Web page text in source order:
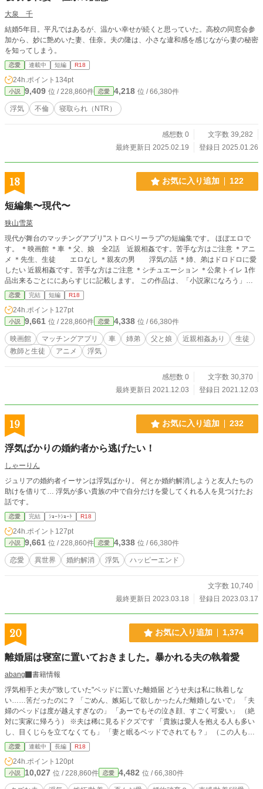
大泉 千
結婚5年目。平凡ではあるが、温かい幸せが続くと思っていた。高校の同窓会参
加から、妙に艶めいた妻、佳奈。夫の隆は、小さな違和感を感じながら妻の秘密
を知ってしまう。
恋愛 連載中 短編 R18
24h.ポイント 134pt
小説 9,409 位 / 228,860件 恋愛 4,218 位 / 66,380件
浮気 不倫 寝取られ（NTR）
感想数 0
文字数 39,282
最終更新日 2025.02.19
登録日 2025.01.26
18 お気に入り追加 122
短編集〜現代〜
狭山雪菜
現代が舞台のマッチングアプリ"ストロベリーラブ"の短編集です。 ほぼエロで
す。 ＊映画館 ＊車 ＊父、娘 全2話 近親相姦です。苦手な方はご注意 ＊アニ
メ ＊先生、生徒 エロなし ＊親友の男 浮気の話 ＊姉、弟はドロドロに愛
したい 近親相姦です。苦手な方はご注意 ＊シチュエーション ＊公衆トイレ 1作
品出来るごとににあらすじに記載します。 この作品は、「小説家になろう」に
も掲載しております。
恋愛 完結 短編 R18
24h.ポイント 127pt
小説 9,661 位 / 228,860件 恋愛 4,338 位 / 66,380件
映画館 マッチングアプリ 車 姉弟 父と娘 近親相姦あり
生徒
教師と生徒
アニメ 浮気
感想数 0
文字数 30,370
最終更新日 2021.12.03
登録日 2021.12.03
19 お気に入り追加 232
浮気ばかりの婚約者から逃げたい！
しゃーりん
ジュリアの婚約者イーサンは浮気ばかり。 何とか婚約解消しようと友人たちの
助けを借りて… 浮気が多い貴族の中で自分だけを愛してくれる人を見つけたお
話です。
恋愛 完結 ｼｮｰﾄｼｮｰﾄ R18
24h.ポイント 127pt
小説 9,661 位 / 228,860件 恋愛 4,338 位 / 66,380件
恋愛 異世界 婚約解消 浮気 ハッピーエンド
文字数 10,740
最終更新日 2023.03.18
登録日 2023.03.17
20 お気に入り追加 1,374
離婚届は寝室に置いておきました。暴かれる夫の執着愛
abang
書籍情報
浮気相手と夫が"致していた"ベッドに置いた離婚届 どうせ夫は私に執着しな
い……筈だったのに？ 「ごめん、嫉妬して欲しかったんだ離婚しないで」 「夫
婦のベッドは度が越えすぎなの」 「あーでもその泣き顔、すごく可愛い」 （絶
対に実家に帰ろう） ※夫は稀に見るドクズです 「貴族は愛人を抱える人も多い
し、目くじらを立てなくても」 「妻と眠るベッドでされても？」 （この人も夫
と寝たこと知ってるんだからね）
恋愛 連載中 長編 R18
24h.ポイント 120pt
小説 10,027 位 / 228,860件 恋愛 4,482 位 / 66,380件